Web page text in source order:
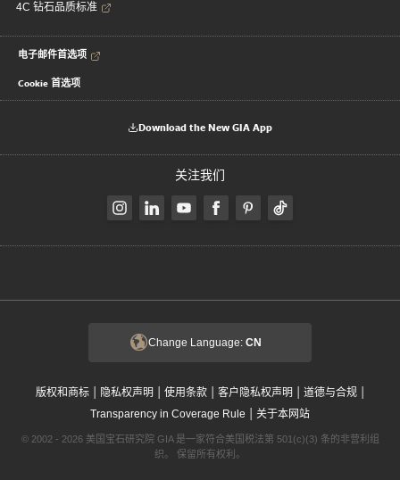
4C 钻石品质标准
电子邮件首选项
Cookie 首选项
Download the New GIA App
关注我们
Change Language: CN
版权和商标 | 隐私权声明 | 使用条款 | 客户隐私权声明 | 道德与合规 |
Transparency in Coverage Rule | 关于本网站
© 2002 - 2026 美国宝石研究院 GIA 是一家符合美国税法第 501(c)(3) 条的非营利组
织。 保留所有权利。